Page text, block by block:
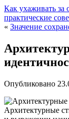
Как ухаживать за
практические
« Значение
Опубликовано
Архитектурные